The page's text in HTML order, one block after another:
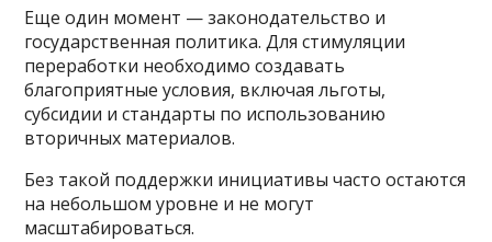
Еще один момент — законодательство и
государственная политика. Для стимуляции
переработки необходимо создавать
благоприятные условия, включая льготы,
субсидии и стандарты по использованию
вторичных материалов.
Без такой поддержки инициативы часто остаются
на небольшом уровне и не могут
масштабироваться.